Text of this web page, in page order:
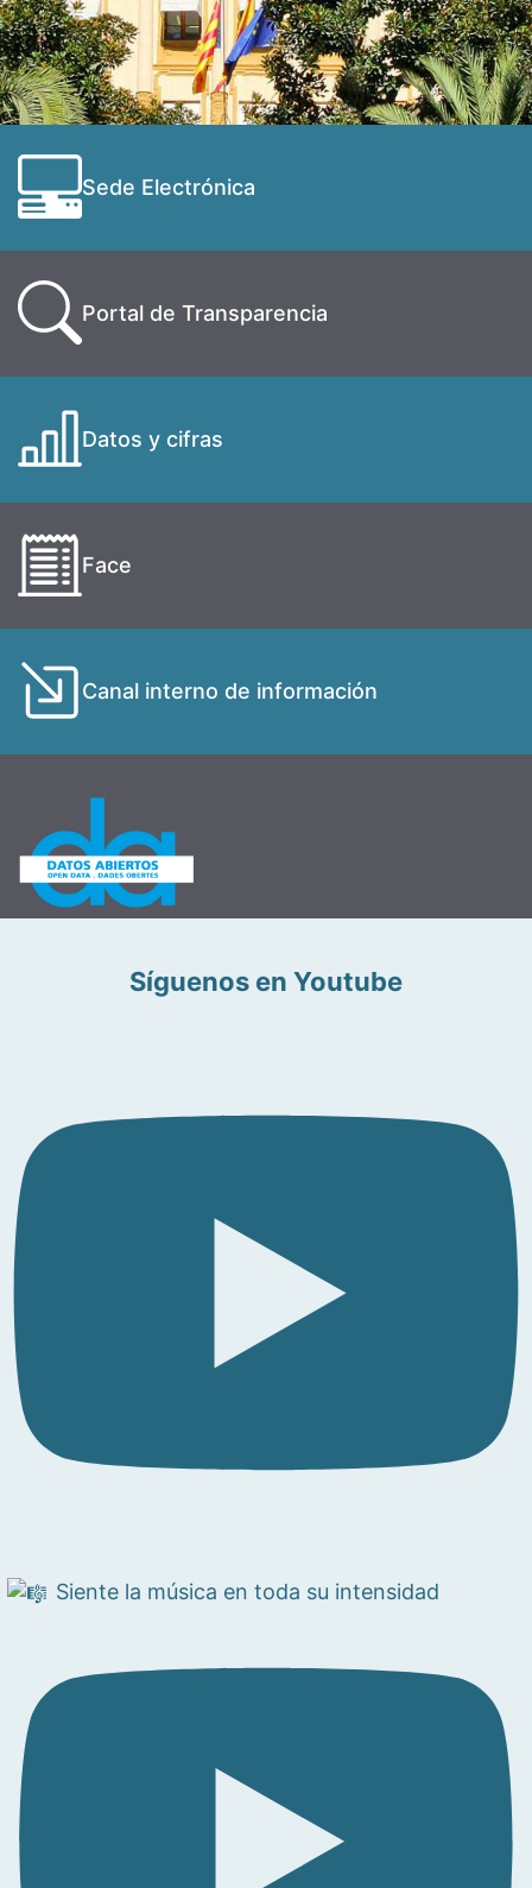
Sede Electrónica
Portal de Transparencia
Datos y cifras
Face
Canal interno de información
Síguenos en Youtube
Siente la música en toda su intensidad